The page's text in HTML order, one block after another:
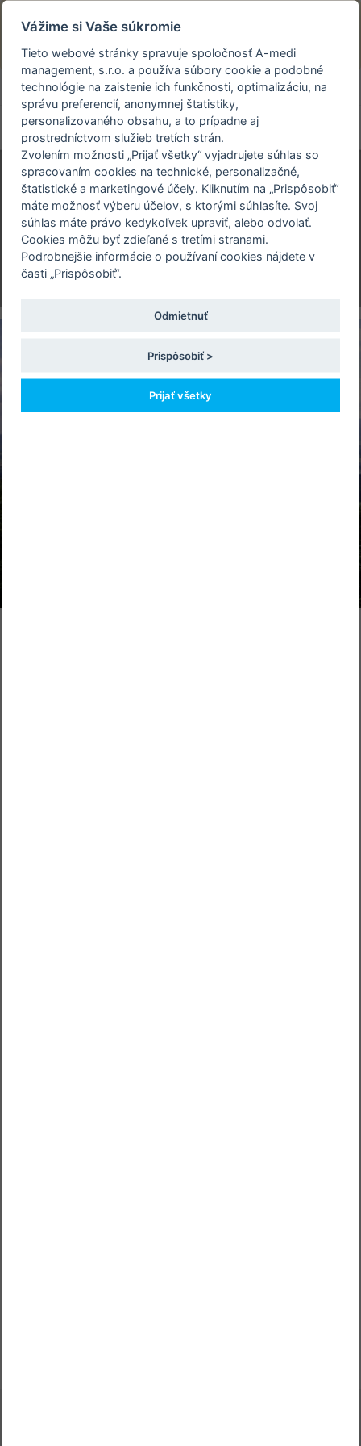
Prezeráte si stránku archivovaného a už
uskutočneného podujatia.
person_off
Toggle
navigation
AKTUÁLNE TRENDY V
DIAGNOSTIKE MYOPATIÍ
IV. POMPEHO DEŇ
9.-10. jún 2016 | Hotel TURIEC**** Martin
Vážime si Vaše súkromie
Tieto webové stránky spravuje spoločnosť A-medi
management, s.r.o. a používa súbory cookie a podobné
technológie na zaistenie ich funkčnosti, optimalizáciu, na
správu preferencií, anonymnej štatistiky,
personalizovaného obsahu, a to prípadne aj
prostredníctvom služieb tretích strán.
Zvolením možnosti „Prijať všetky“ vyjadrujete súhlas so
spracovaním cookies na technické, personalizačné,
štatistické a marketingové účely. Kliknutím na „Prispôsobiť“
máte možnosť výberu účelov, s ktorými súhlasíte. Svoj
súhlas máte právo kedykoľvek upraviť, alebo odvolať.
Cookies môžu byť zdieľané s tretími stranami.
Podrobnejšie informácie o používaní cookies nájdete v
časti „Prispôsobiť“.
Odmietnuť
Prispôsobiť >
Prijať všetky